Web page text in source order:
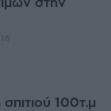
στην
100τ.μ